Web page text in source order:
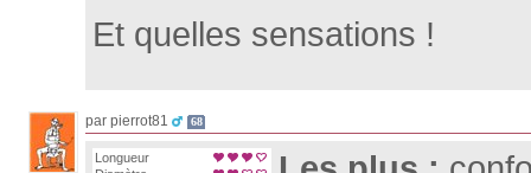
Et quelles sensations !
par pierrot81 68
Longueur